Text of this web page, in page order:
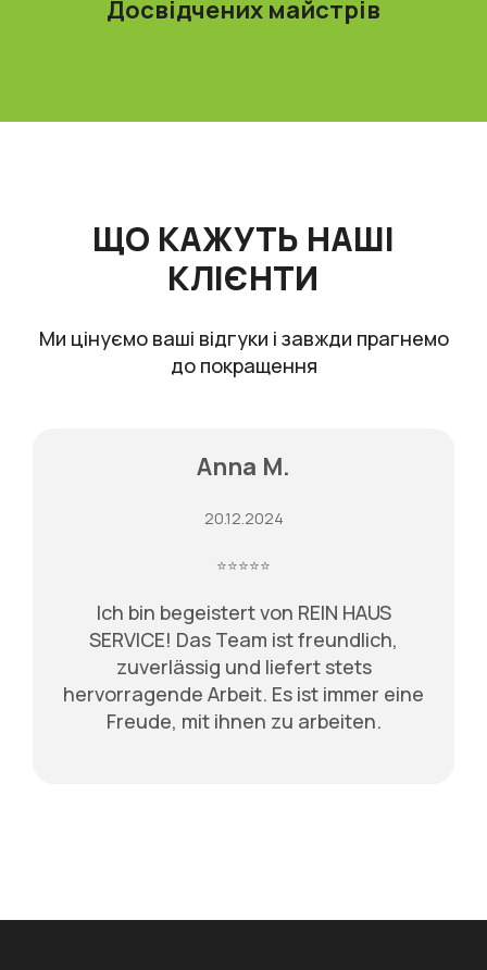
Досвідчених майстрів
ЩО КАЖУТЬ НАШІ
КЛІЄНТИ
Ми цінуємо ваші відгуки і завжди прагнемо
до покращення
Anna M.
20.12.2024
⭐⭐⭐⭐⭐
Ich bin begeistert von REIN HAUS
SERVICE! Das Team ist freundlich,
zuverlässig und liefert stets
hervorragende Arbeit. Es ist immer eine
Freude, mit ihnen zu arbeiten.